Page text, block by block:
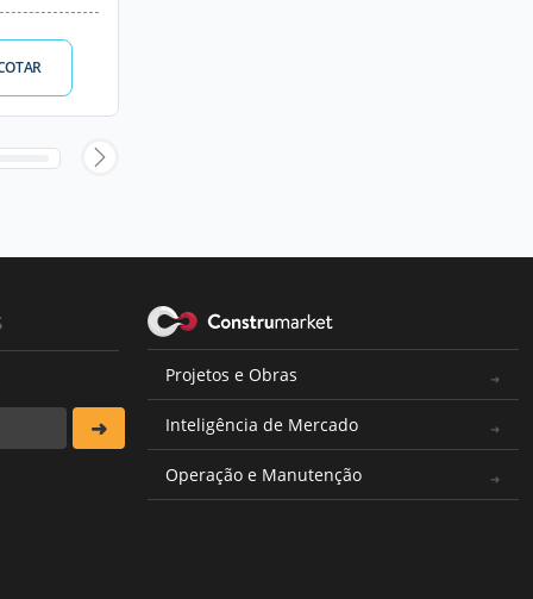
Projetos e Obras
Inteligência de Mercado
Operação e Manutenção